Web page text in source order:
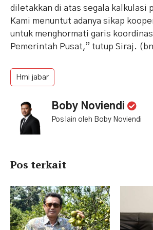
diletakkan di atas segala
Kami menuntut adanya sikap
untuk menghormati garis
Pemerintah Pusat,” tutup Siraj.
Hmi jabar
Boby Noviendi
Pos lain oleh Boby Noviendi
Pos terkait